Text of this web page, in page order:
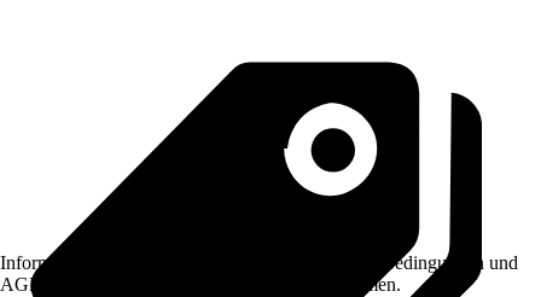
Informationen des Verkäufers, wie z. B. Rückgabebedingungen und
AGB, finden Sie bei Klick auf den Verkäufernamen.